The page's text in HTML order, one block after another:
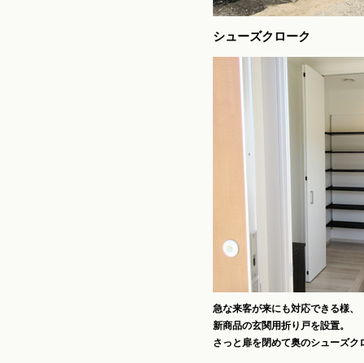
シューズクローク
急な来客が来にも対応できる様、
新商品の玄関用折り戸を設置。
さっと扉を閉めて奥のシューズク